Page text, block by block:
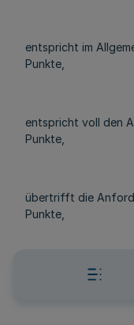
entspricht im
Punkte,
entspricht
Punkte,
übertrifft
Punkte,
übertrifft die